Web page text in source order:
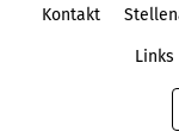
Kontakt
Links